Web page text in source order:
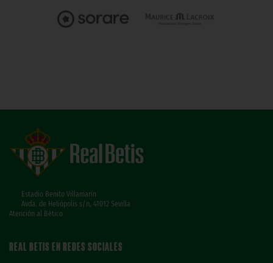
Estadio Benito Villamarín
Avda. de Heliópolis s/n, 41012 Sevilla
Atención al Bético
REAL BETIS EN REDES SOCIALES